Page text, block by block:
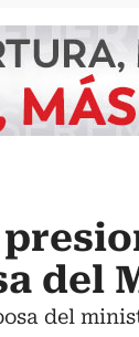
del
del